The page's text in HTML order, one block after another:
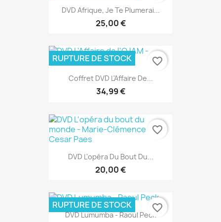
DVD Afrique, Je Te Plumerai...
25,00 €
Coffret DVD L'Affaire De...
34,99 €
RUPTURE DE STOCK favorite_border
DVD L'opéra Du Bout Du...
20,00 €
favorite_border
DVD Lumumba - Raoul Peck
RUPTURE DE STOCK favorite_border